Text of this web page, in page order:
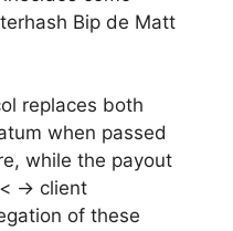
Bip de Matt
replaces both
when passed
while the payout
-> client
of these